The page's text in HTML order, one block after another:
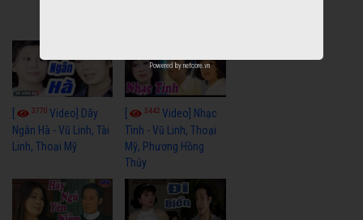
3770 Video] Dãy
Ngân Hà - Vũ Linh, Tài
Linh, Thoại Mỹ
3442Video] Nhạc
Tình - Vũ Linh, Thoại
Mỹ, Phương Hồng
Thủy
Powered by netcore.vn